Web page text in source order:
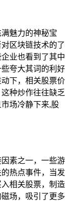
魅力的神秘宝
区块链技术的了
业也看到了其中
夸大其词的利好
下，相关股票价
种炒作往往缺乏
场冷静下来,股
素之一，一些游
热点事件，当发
相关股票，制造
场，吸引了更多